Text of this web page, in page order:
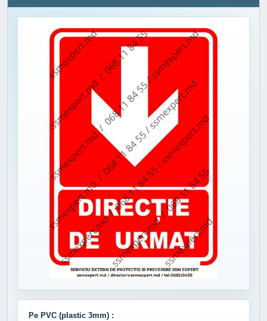
Pe PVC (plastic 3mm) :